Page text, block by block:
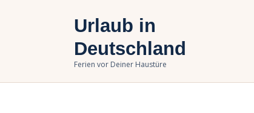
Urlaub in
Deutschland
Ferien vor Deiner Haustüre